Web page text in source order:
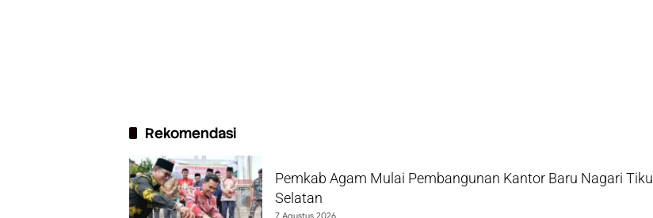
Rekomendasi
Pemkab Agam Mulai Pembangunan Kantor Baru Nagari Tiku
Selatan
7 Agustus 2026